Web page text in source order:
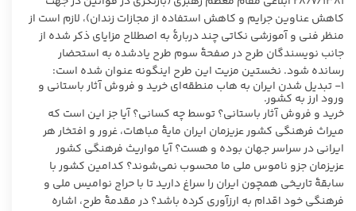
کاهش عناوین جرایم و کاهش استفاده از مجازات زندان)، لازم است از
منظر فنی و آموزشی نکاتی چند دربارۀ به اصطلاح مزایای ذکر شده از
جانب نویسندگان طرح در صفحۀ سوم طرح یادشده به استحضار
رسانده شود. نخستین مزیت این طرح اینگونه عنوان شده است:
۱- تبدیل شدن ایران به هاب منطقه‌ای خرید و فروش آثار باستانی و
ورود ارز به کشور.
خرید و فروش آثار باستانی؟ توسط چه کسانی؟ آیا جز این است که
میراث فرهنگی کشور عزیزمان ایران مایۀ مباهات، غرور و افتخار هر
ایرانی در سراسر جهان بوده و هست؟ آیا مواریث فرهنگی کشور
عزیزمان جزو ناموس ملی ما محسوب نمی‌شوند؟ کدامین کشور با
سابقۀ تاریخی همچون ایران را سراغ دارید تا با حراج نوامیس ملی و
فرهنگی خود اقدام به ارزآوری کرده باشد؟ در مقدمۀ طرح، اشاره